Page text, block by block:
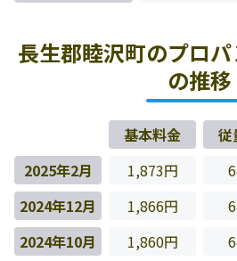
長生郡睦沢町のプロ
の推移
基本料金 従
2025年2月
1,873円
2024年12月
1,866円
2024年10月
1,860円